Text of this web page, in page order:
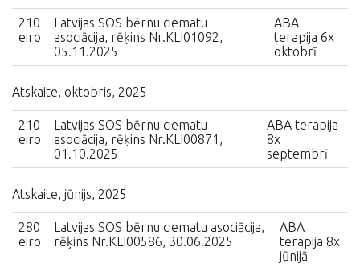
210
eiro
Latvijas SOS bērnu ciematu
asociācija, rēķins Nr.KLI01092,
05.11.2025
ABA
terapija 6x
oktobrī
Atskaite, oktobris, 2025
210
eiro
Latvijas SOS bērnu ciematu
asociācija, rēķins Nr.KLI00871,
01.10.2025
ABA terapija
8x
septembrī
Atskaite, jūnijs, 2025
280
eiro
Latvijas SOS bērnu ciematu asociācija,
rēķins Nr.KLI00586, 30.06.2025
ABA
terapija 8x
jūnijā